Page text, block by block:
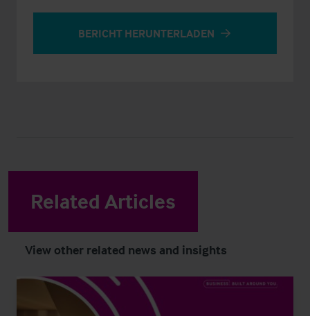
BERICHT HERUNTERLADEN
Related Articles
View other related news and insights